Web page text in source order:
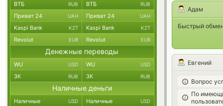
Адам
Быстрый
Евгений
Вопрос
По
ВТБ RUB ВТБ RUB
Приват 24 UAH Приват 24 UAH
Kaspi Bank KZT Kaspi Bank KZT
Revolut EUR Revolut EUR
Денежные переводы
WU USD WU USD
ЗК RUB ЗК RUB
Наличные деньги
Наличные USD Наличные USD